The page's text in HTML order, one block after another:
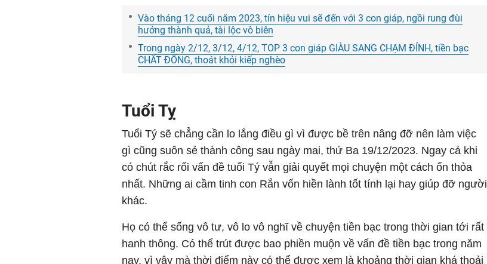
Vào tháng 12 cuối năm 2023, tín hiệu vui sẽ đến với 3 con giáp, ngồi rung đùi
hưởng thành quả, tài lộc vô biên
Trong ngày 2/12, 3/12, 4/12, TOP 3 con giáp GIÀU SANG CHẠM ĐỈNH, tiền bạc
CHẤT ĐỐNG, thoát khỏi kiếp nghèo
Tuổi Tỵ
Tuổi Tý sẽ chẳng cần lo lắng điều gì vì được bề trên nâng đỡ nên làm việc
gì cũng suôn sẻ thành công sau ngày mai, thứ Ba 19/12/2023. Ngay cả khi
có chút rắc rối vấn đề tuổi Tý vẫn giải quyết mọi chuyện một cách ổn thỏa
nhất. Những ai cầm tinh con Rắn vốn hiền lành tốt tính lại hay giúp đỡ người
khác.
Họ có thể sống vô tư, vô lo vô nghĩ về chuyện tiền bạc trong thời gian tới rất
hanh thông. Có thể trút được bao phiền muộn về vấn đề tiền bạc trong năm
nay, vì vậy mà thời điểm này có thể được xem là khoảng thời gian khá thoải